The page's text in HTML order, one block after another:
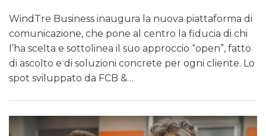
WindTre Business inaugura la nuova piattaforma di
comunicazione, che pone al centro la fiducia di chi
l’ha scelta e sottolinea il suo approccio “open”, fatto
di ascolto e di soluzioni concrete per ogni cliente. Lo
spot sviluppato da FCB &…